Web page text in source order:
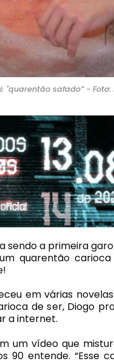
safado” -
a primeira
quarentão
em várias
de ser, Diogo
a internet.
um vídeo que
90 entende. “Esse